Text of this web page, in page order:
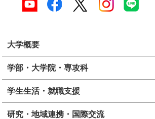
大学概要
学部・大学院・専攻科
学生生活・就職支援
研究・地域連携・国際交流